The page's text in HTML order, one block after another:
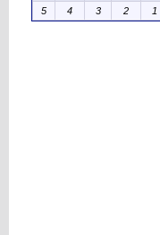
1
2
3
4
5